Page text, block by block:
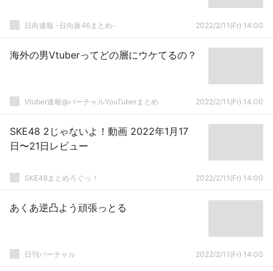
日向速報 -日向坂46まとめ- 2022/2/11(Fr) 14:00
海外の男Vtuberってどの層にウケてるの？
Vtuber速報@バーチャルYouTuberまとめ 2022/2/11(Fr) 14:00
SKE48 2じゃないよ！動画 2022年1月17
日〜21日レビュー
SKE48まとめろぐっ！ 2022/2/11(Fr) 14:00
あくあ逆凸よう頑張っとる
日刊バーチャル 2022/2/11(Fr) 14:00